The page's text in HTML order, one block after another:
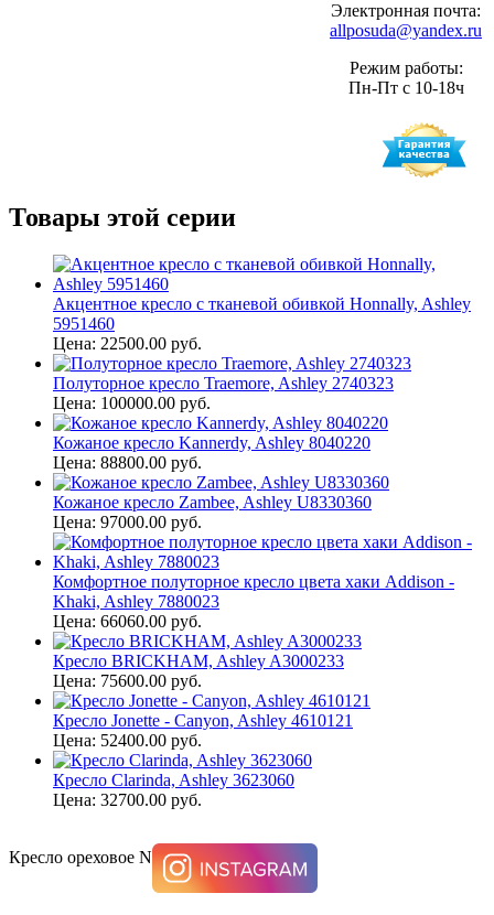
Электронная почта:
allposuda@yandex.ru
Режим работы:
Пн-Пт с 10-18ч
Товары этой серии
Акцентное кресло с тканевой обивкой Honnally, Ashley
5951460
Цена: 22500.00 руб.
Полуторное кресло Traemore, Ashley 2740323
Цена: 100000.00 руб.
Кожаное кресло Kannerdy, Ashley 8040220
Цена: 88800.00 руб.
Кожаное кресло Zambee, Ashley U8330360
Цена: 97000.00 руб.
Комфортное полуторное кресло цвета хаки Addison -
Khaki, Ashley 7880023
Цена: 66060.00 руб.
Кресло BRICKHAM, Ashley A3000233
Цена: 75600.00 руб.
Кресло Jonette - Canyon, Ashley 4610121
Цена: 52400.00 руб.
Кресло Clarinda, Ashley 3623060
Цена: 32700.00 руб.
Кресло ореховое NAVI 9400325